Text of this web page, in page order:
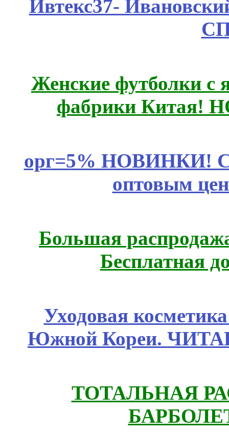
Ивтекс37-
Женские футболки с
фабрики Китая!
орг=5% НОВИНКИ!
оптовым
Большая
Бесплатная
Уходовая
Южной Кореи.
ТОТАЛЬНАЯ